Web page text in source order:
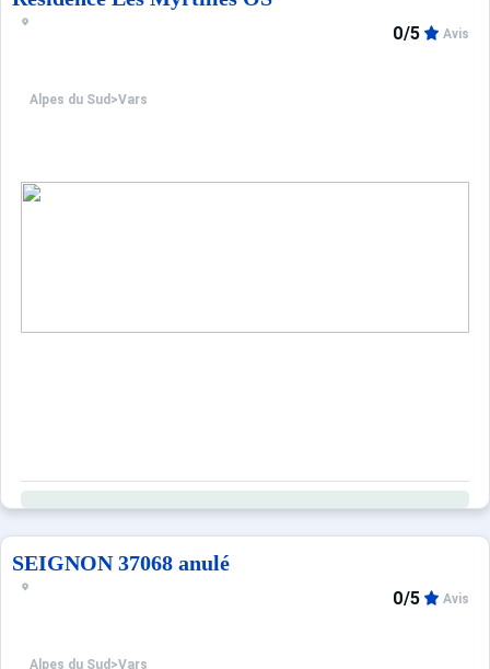
Alpes du Sud >Vars
0/5 Avis
SEIGNON 37068 anulé
Alpes du Sud >Vars
0/5 Avis